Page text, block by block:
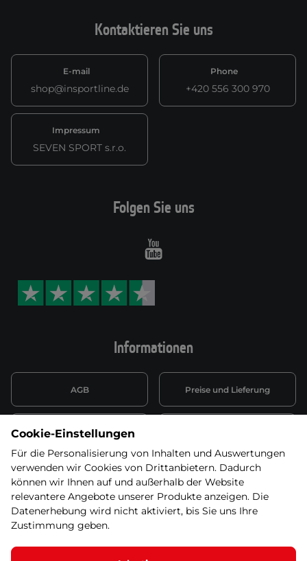
Kontaktieren Sie uns
E-mail
shop@insportline.de
Phone
+420 556 300 970
Impressum
SEVEN SPORT s.r.o.
Informationen
AGB Preise und Lieferung
Datenschutzerklärung
Wiederufsbelehrung mit Link
zum Formular
Batterieentsorgung
Informationen zu Elektro-
und Elektonikgeräten
Widerruf erklären
Folgen Sie uns
Youtube
Cookie-Einstellungen
Für die Personalisierung von Inhalten und Auswertungen
verwenden wir Cookies von Drittanbietern. Dadurch
können wir Ihnen auf und außerhalb der Website
relevantere Angebote unserer Produkte anzeigen. Die
Datenerhebung wird nicht aktiviert, bis Sie uns Ihre
Zustimmung geben.